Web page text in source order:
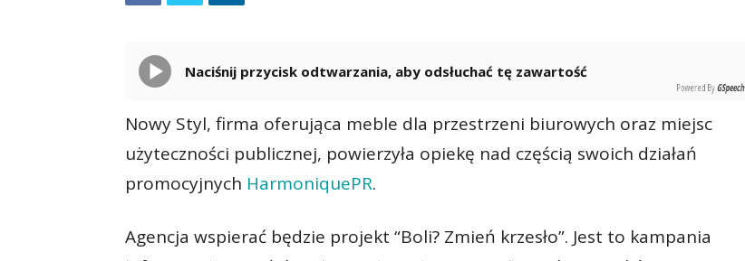
Naciśnij przycisk odtwarzania, aby odsłuchać tę zawartość
Powered By GSpeech
Nowy Styl, firma oferująca meble dla przestrzeni biurowych oraz miejsc
użyteczności publicznej, powierzyła opiekę nad częścią swoich działań
promocyjnych HarmoniquePR.
Agencja wspierać będzie projekt “Boli? Zmień krzesło”. Jest to kampania